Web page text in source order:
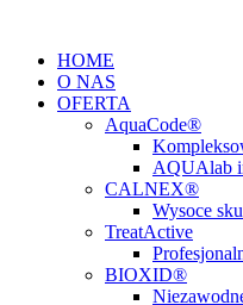
treści
HOME
O NAS
OFERTA
AquaCode®
AQUAlab
CALNEX®
Wysoce
TreatActive
BIOXID®